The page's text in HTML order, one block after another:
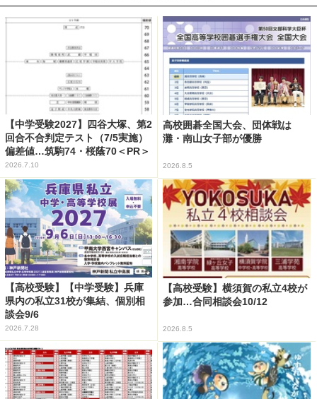
【中学受験2027】四谷大塚、第2
回合不合判定テスト（7/5実施）
偏差値…筑駒74・桜蔭70＜PR＞
2026.7.10
高校囲碁全国大会、団体戦は
灘・南山女子部が優勝
2026.8.5
【高校受験】【中学受験】兵庫
県内の私立31校が集結、個別相
談会9/6
2026.7.28
【高校受験】横須賀の私立4校が
参加…合同相談会10/12
2026.8.5